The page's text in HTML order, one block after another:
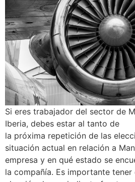
Si eres trabajador del sector de
Iberia, debes estar al tanto de
la próxima repetición de las
situación actual en relación a
empresa y en qué estado se
la compañía. Es importante tener